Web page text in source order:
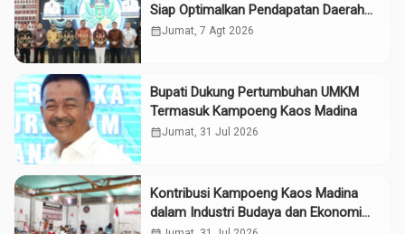
Siap Optimalkan Pendapatan Daerah
Madina
calendar_monthJumat, 7 Agt 2026
Bupati Dukung Pertumbuhan UMKM
Termasuk Kampoeng Kaos Madina
calendar_monthJumat, 31 Jul 2026
Kontribusi Kampoeng Kaos Madina
dalam Industri Budaya dan Ekonomi